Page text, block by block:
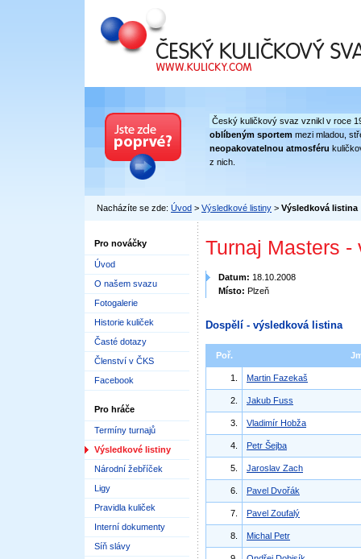
Český kuličkový svaz
Český kuličkový svaz vznikl v roce
oblíbeným sportem mezi mladou,
neopakovatelnou atmosféru
z nich.
Nacházíte se zde: Úvod > Výsledkové listiny > Výsledková listina
Pro nováčky
Úvod
O našem svazu
Fotogalerie
Historie kuliček
Časté dotazy
Členství v ČKS
Facebook
Pro hráče
Termíny turnajů
Výsledkové listiny
Národní žebříček
Ligy
Pravidla kuliček
Interní dokumenty
Síň slávy
Turnaj Masters -
Datum: 18.10.2008
Místo: Plzeň
Dospělí - výsledková listina
Poř.
1. Martin Fazekaš
2. Jakub Fuss
3. Vladimír Hobža
4. Petr Šejba
5. Jaroslav Zach
6. Pavel Dvořák
7. Pavel Zoufalý
8. Michal Petr